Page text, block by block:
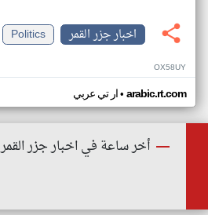
اخبار جزر القمر
Politics
OX58UY
ار تي عربي• arabic.rt.com
أخر ساعة في اخبار جزر القمر